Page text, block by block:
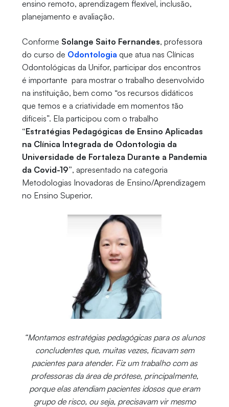
ensino remoto, aprendizagem flexível, inclusão,
planejamento e avaliação.
Conforme Solange Saito Fernandes, professora
do curso de Odontologia que atua nas Clínicas
Odontológicas da Unifor, participar dos encontros
é importante para mostrar o trabalho desenvolvido
na instituição, bem como “os recursos didáticos
que temos e a criatividade em momentos tão
difíceis”. Ela participou com o trabalho
“Estratégias Pedagógicas de Ensino Aplicadas
na Clínica Integrada de Odontologia da
Universidade de Fortaleza Durante a Pandemia
da Covid-19”, apresentado na categoria
Metodologias Inovadoras de Ensino/Aprendizagem
no Ensino Superior.
“Montamos estratégias pedagógicas para os alunos
concludentes que, muitas vezes, ficavam sem
pacientes para atender. Fiz um trabalho com as
professoras da área de prótese, principalmente,
porque elas atendiam pacientes idosos que eram
grupo de risco, ou seja, precisavam vir mesmo